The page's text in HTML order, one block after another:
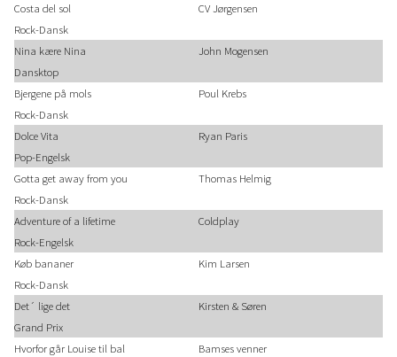
Costa del sol
CV Jørgensen
Rock-Dansk
Nina kære Nina
John Mogensen
Dansktop
Bjergene på mols
Poul Krebs
Rock-Dansk
Dolce Vita
Ryan Paris
Pop-Engelsk
Gotta get away from you
Thomas Helmig
Rock-Dansk
Adventure of a lifetime
Coldplay
Rock-Engelsk
Køb bananer
Kim Larsen
Rock-Dansk
Det´ lige det
Kirsten & Søren
Grand Prix
Hvorfor går Louise til bal
Bamses venner